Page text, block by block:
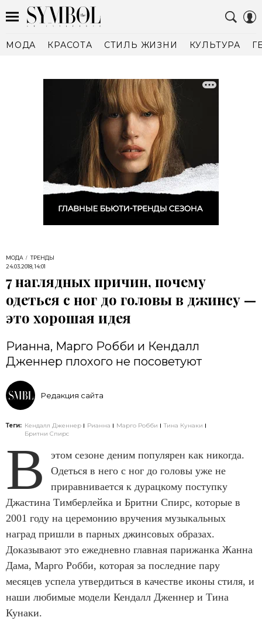
МОДА КРАСОТА СТИЛЬ ЖИЗНИ КУЛЬТУРА
МОДА
ТРЕНДЫ
24.03.2018, 14:01
7 наглядных причин, почему
одеться с ног до головы в джинсу —
это хорошая идея
Рианна, Марго Робби и Кендалл
Дженнер плохого не посоветуют
Редакция сайта
Теги: Кендалл Дженнер Рианна Марго Робби
Тина Кунаки
Бритни Спирс
В
этом сезоне деним популярен как никогда.
Одеться в него с ног до головы уже не
приравнивается к дурацкому поступку
Джастина Тимберлейка и Бритни Спирс, которые в
2001 году на церемонию вручения музыкальных
наград пришли в парных джинсовых образах.
Доказывают это ежедневно главная парижанка Жанна
Дама, Марго Робби, которая за последние пару
месяцев успела утвердиться в качестве иконы стиля, и
наши любимые модели Кендалл Дженнер и Тина
Кунаки.